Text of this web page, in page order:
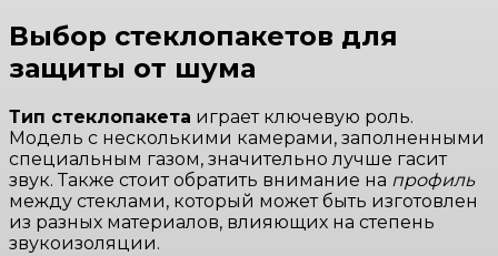
Выбор стеклопакетов для
защиты от шума
Тип стеклопакета играет ключевую роль.
Модель с несколькими камерами, заполненными
специальным газом, значительно лучше гасит
звук. Также стоит обратить внимание на профиль
между стеклами, который может быть изготовлен
из разных материалов, влияющих на степень
звукоизоляции.